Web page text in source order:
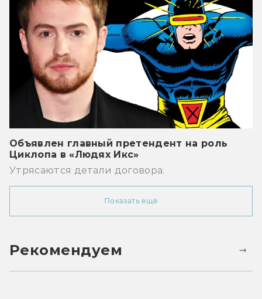
Объявлен главный претендент на роль
Циклопа в «Людях Икс»
Утрясаются детали договора.
Показать ещё
Рекомендуем